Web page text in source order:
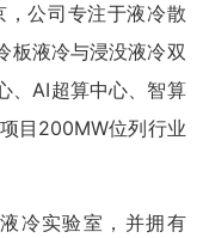
公司专注于液冷散
板液冷与浸没液冷双
、AI超算中心、智算
目200MW位列行业
冷实验室，并拥有